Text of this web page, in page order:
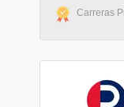
Carreras